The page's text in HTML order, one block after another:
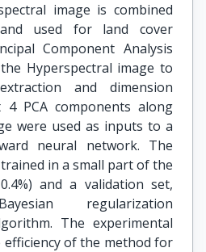
image is combined
used for land cover
Component Analysis
Hyperspectral image to
and dimension
PCA components along
were used as inputs to a
neural network. The
in a small part of the
and a validation set,
regularization
The experimental
of the method for